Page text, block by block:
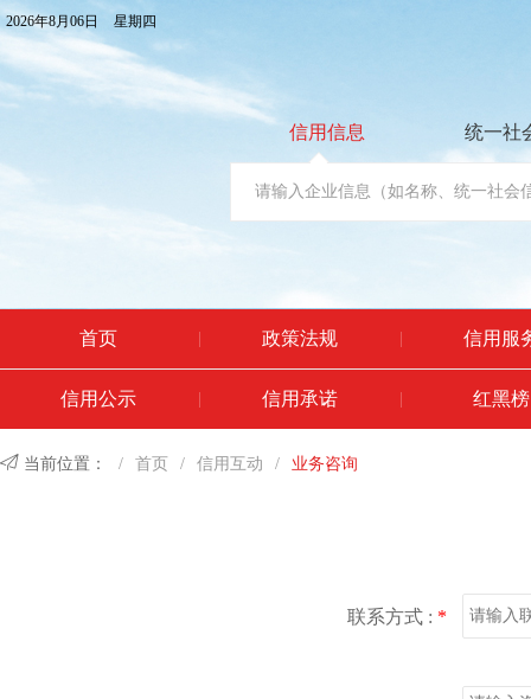
2026年8月06日 星期四
信用信息 统一社
首页 政策法规 信用服
信用公示 信用承诺 红黑榜
 当前位置： / 首页 / 信用互动 / 业务咨询
联系方式 : *